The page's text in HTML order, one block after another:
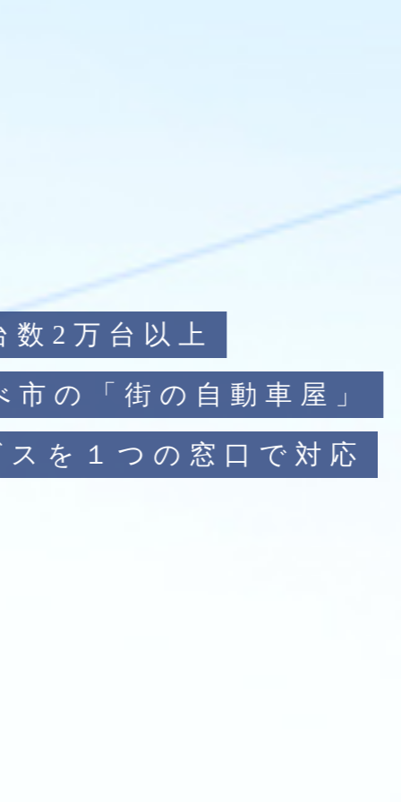
「お客様立場主義
に渡る「信頼」と「実
様に愛される企業を